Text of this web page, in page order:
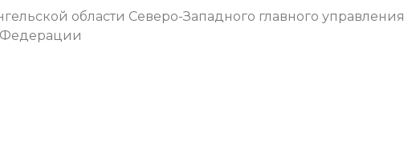
области Северо-Западного главного управления
Федерации